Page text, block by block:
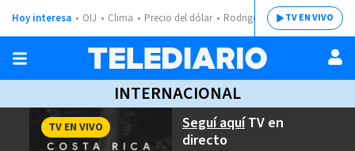
Hoy interesa OIJ Clima Precio del dólar Rodrigo ChavesTV EN VIVO
INTERNACIONAL
Seguí aquíTV en
directo
TV EN VIVO